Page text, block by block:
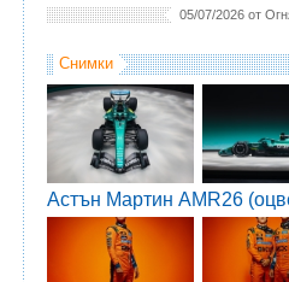
05/07/2026 от
Снимки
Астън Мартин AMR26